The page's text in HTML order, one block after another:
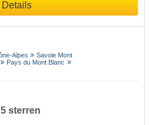
Details
Alpes
Savoie Mont
Pays du Mont Blanc
sterren